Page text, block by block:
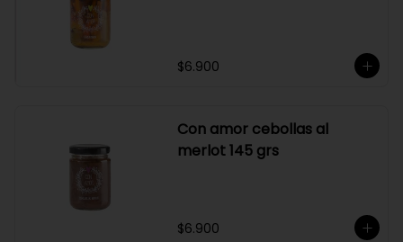
$6.900
Con amor cebollas al
merlot 145 grs
$6.900